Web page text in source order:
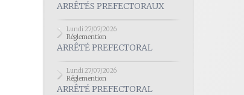
ARRÊTÉS PREFECTORAUX
Lundi 27/07/2026
Réglemention
ARRÊTÉ PREFECTORAL
Lundi 27/07/2026
Réglemention
ARRÊTÉ PREFECTORAL